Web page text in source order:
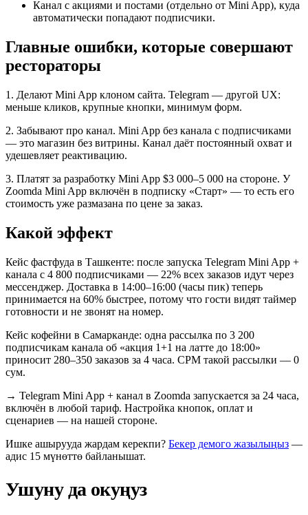
Канал с акциями и постами (отдельно от Mini App), куда
автоматически попадают подписчики.
Главные ошибки, которые совершают
рестораторы
1. Делают Mini App клоном сайта. Telegram — другой UX:
меньше кликов, крупные кнопки, минимум форм.
2. Забывают про канал. Mini App без канала с подписчиками
— это магазин без витрины. Канал даёт постоянный охват и
удешевляет реактивацию.
3. Платят за разработку Mini App $3 000–5 000 на стороне. У
Zoomda Mini App включён в подписку «Старт» — то есть его
стоимость уже размазана по цене за заказ.
Какой эффект
Кейс фастфуда в Ташкенте: после запуска Telegram Mini App +
канала с 4 800 подписчиками — 22% всех заказов идут через
мессенджер. Доставка в 14:00–16:00 (часы пик) теперь
принимается на 60% быстрее, потому что гости видят таймер
готовности и не звонят на номер.
Кейс кофейни в Самарканде: одна рассылка по 3 200
подписчикам канала об «акция 1+1 на латте до 18:00»
приносит 280–350 заказов за 4 часа. CPM такой рассылки — 0
сум.
→ Telegram Mini App + канал в Zoomda запускается за 24 часа,
включён в любой тариф. Настройка кнопок, оплат и
сценариев — на нашей стороне.
Ишке ашырууда жардам керекпи? Бекер демого жазылыңыз —
адис 15 мүнөттө байланышат.
Ушуну да окуңуз